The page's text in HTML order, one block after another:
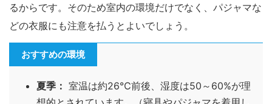
るからです。そのため室内の環境だけでなく、パジャマな
どの衣服にも注意を払うとよいでしょう。
おすすめの環境
夏季： 室温は約26℃前後、湿度は50～60%が理